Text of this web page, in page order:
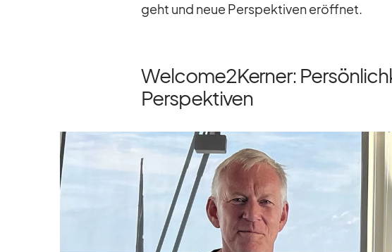
geht und neue Per­spek­ti­ven er­öff­net.
Welcome2Kerner:
Perspektiven